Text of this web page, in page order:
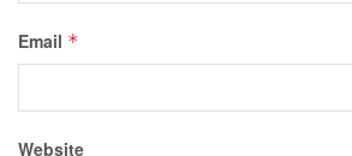
Email *
Website